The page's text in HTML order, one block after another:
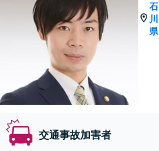
石
川
県
交通事故加害者